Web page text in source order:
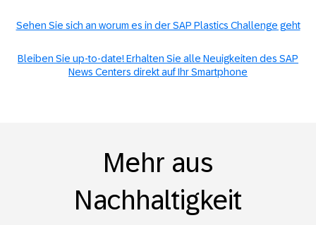
Sehen Sie sich an worum es in der SAP Plastics Challenge geht
Bleiben Sie up-to-date! Erhalten Sie alle Neuigkeiten des SAP
News Centers direkt auf Ihr Smartphone
Mehr aus
Nachhaltigkeit